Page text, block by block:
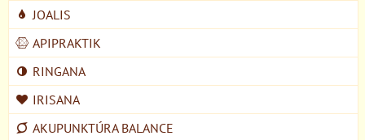
JOALIS
APIPRAKTIK
RINGANA
IRISANA
AKUPUNKTÚRA BALANCE